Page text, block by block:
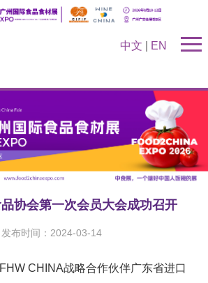
中文 EN
协会第一次会员大会成功召开
发布时间：2024-03-14
CHINA战略合作伙伴广东省进口